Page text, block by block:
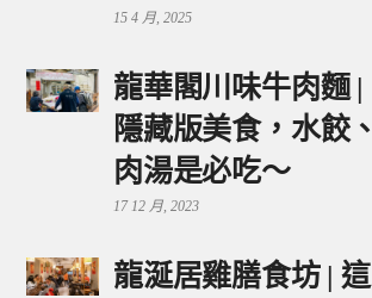
15 4 月, 2025
龍華閣川味牛肉麵
隱藏版美食，水餃
肉湯是必吃～
17 12 月, 2023
龍涎居雞膳食坊 |